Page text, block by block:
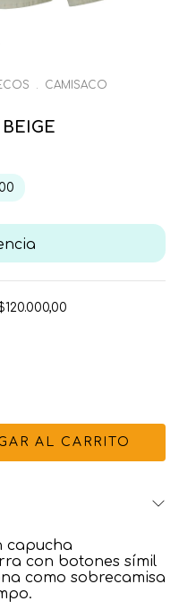
.
CAMISACO
capucha
con botones símil
como sobrecamisa